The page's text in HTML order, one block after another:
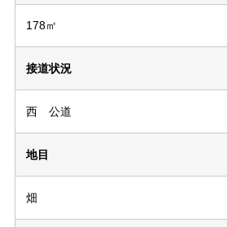
178㎡
接道状況
西 公道
地目
畑